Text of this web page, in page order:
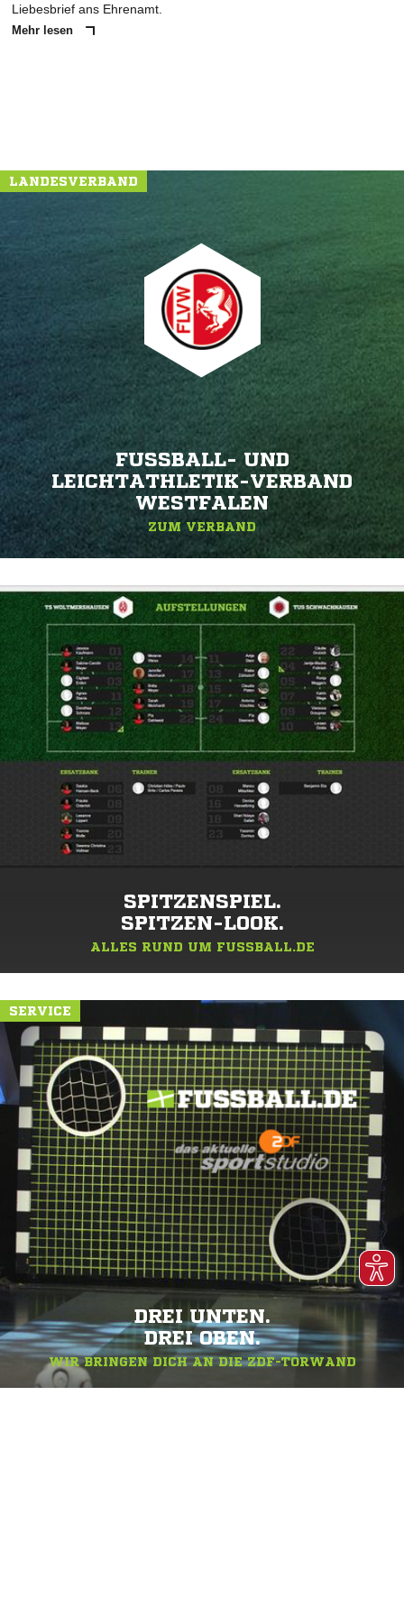
Liebesbrief ans Ehrenamt.
Mehr lesen
LANDESVERBAND
FUSSBALL- UND L
EICHTATHLETIK-VERBAND W
ESTFALEN
ZUM VERBAND
SPITZENSPIEL.
SPITZEN-LOOK.
ALLES RUND UM FUSSBALL.DE
SERVICE
DREI UNTEN.
DREI OBEN.
WIR BRINGEN DICH AN DIE ZDF-TORWAND